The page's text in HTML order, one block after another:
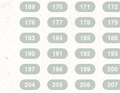
169
170 171 172
176
177 178 179
183
184 185 186
190
191 192 193
197
198 199 200
204
205 206 207